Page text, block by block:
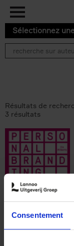
Consentement
Aller au contenu
Sélectionnez
Résultats de
3 résultats